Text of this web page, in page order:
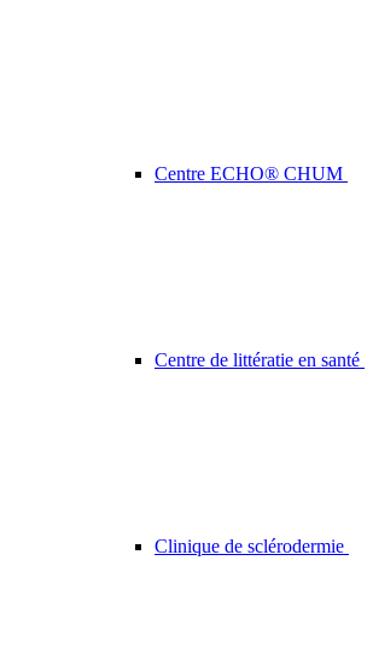
Centre ECHO® CHUM
Centre de littératie en santé
Clinique de sclérodermie